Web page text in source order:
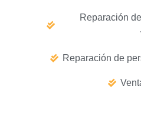
Reparación
Reparación de